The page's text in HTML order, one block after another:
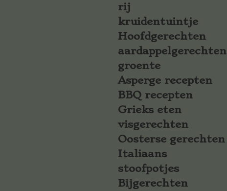
rij
kruidentuintje
Hoofdgerechten
aardappelgerechten
groente
Asperge recepten
BBQ recepten
Grieks eten
visgerechten
Oosterse gerechten
Italiaans
stoofpotjes
Bijgerechten